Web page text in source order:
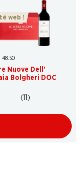
web !
48.50
Nuove Dell'
Bolgheri DOC
(11)